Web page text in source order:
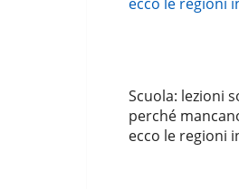
Scuola: lezioni
perché
ecco le regioni